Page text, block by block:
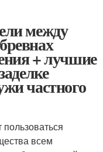
между
+ лучшие
частного
всем